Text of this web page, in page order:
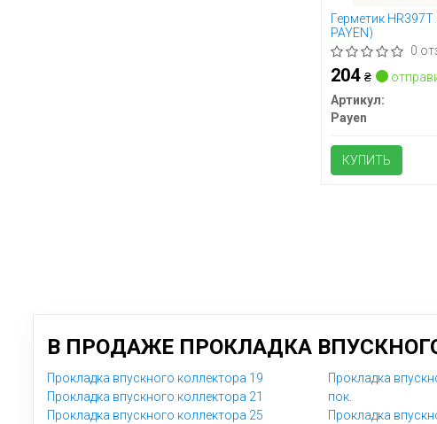
Герметик
PAYEN)
0
204 ₴
Артикул:
Payen
КУПИТЬ
В ПРОДАЖЕ ПРОКЛАДКА
Прокладка впускного коллектора 19
Прокладка впускного коллектора 21
Прокладка впускного коллектора 25
Прокладка
пок.
Прокладка